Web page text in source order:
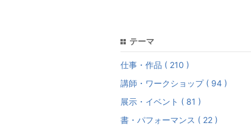
テーマ
仕事・作品 ( 210 )
講師・ワークショップ ( 94 )
展示・イベント ( 81 )
書・パフォーマンス ( 22 )